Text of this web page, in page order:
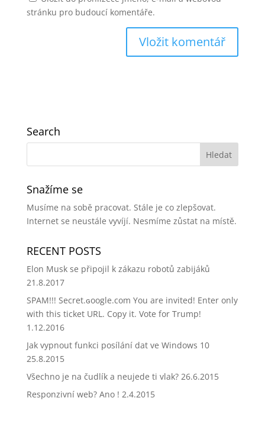
stránku pro budoucí komentáře.
Search
Snažíme se
Musíme na sobě pracovat. Stále je co zlepšovat.
Internet se neustále vyvíjí. Nesmíme zůstat na místě.
RECENT POSTS
Elon Musk se připojil k zákazu robotů zabijáků
21.8.2017
SPAM!!! Secret.ɢoogle.com You are invited! Enter only
with this ticket URL. Copy it. Vote for Trump!
1.12.2016
Jak vypnout funkci posílání dat ve Windows 10
25.8.2015
Všechno je na čudlík a neujede ti vlak? 26.6.2015
Responzivní web? Ano ! 2.4.2015